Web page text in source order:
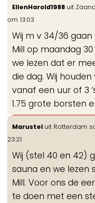
EllenHarold1988 uit
om 13:03
Wij m v 34/36
Mill op maandag
we lezen dat er
die dag. Wij
vanaf een uur of 3
1.75 grote borsten
Marustel uit Rotterdam
23:21
Wij (stel 40 en 42)
sauna en we lezen
Mill. Voor ons de
te doen met een